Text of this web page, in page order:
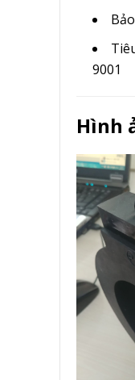
9001
Hình